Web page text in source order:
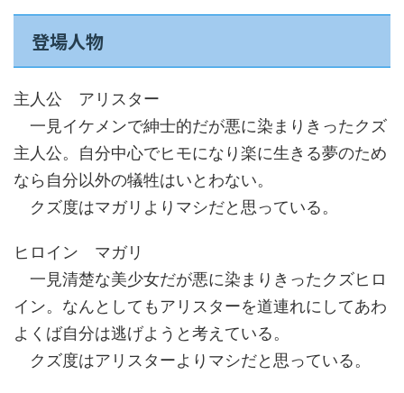
登場人物
主人公 アリスター
一見イケメンで紳士的だが悪に染まりきったクズ
主人公。自分中心でヒモになり楽に生きる夢のため
なら自分以外の犠牲はいとわない。
クズ度はマガリよりマシだと思っている。
ヒロイン マガリ
一見清楚な美少女だが悪に染まりきったクズヒロ
イン。なんとしてもアリスターを道連れにしてあわ
よくば自分は逃げようと考えている。
クズ度はアリスターよりマシだと思っている。